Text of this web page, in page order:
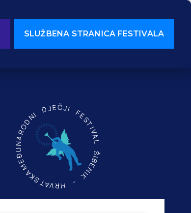
SLUŽBENA STRANICA FESTIVALA
MEĐUNARODNI DJEČJI FESTIVAL ŠIBENIK - HRVATSKA